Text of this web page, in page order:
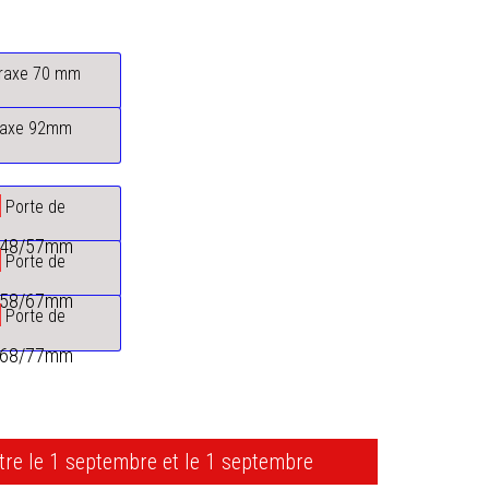
70 mm
92mm
Porte de
57mm
Porte de
67mm
Porte de
77mm
le 1 septembre et le 1 septembre